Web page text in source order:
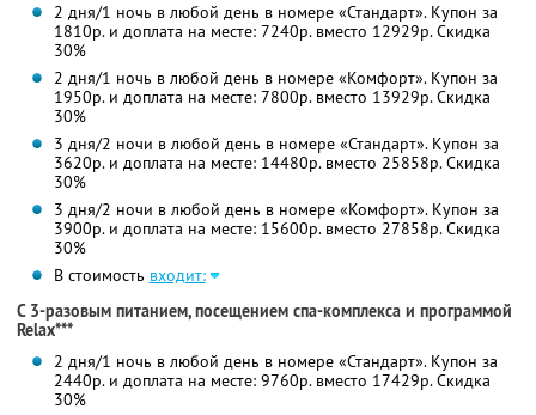
2 дня/1 ночь в любой день в номере «Стандарт». Купон за
1810р. и доплата на месте: 7240р. вместо 12929р. Скидка
30%
2 дня/1 ночь в любой день в номере «Комфорт». Купон за
1950р. и доплата на месте: 7800р. вместо 13929р. Скидка
30%
3 дня/2 ночи в любой день в номере «Стандарт». Купон за
3620р. и доплата на месте: 14480р. вместо 25858р. Скидка
30%
3 дня/2 ночи в любой день в номере «Комфорт». Купон за
3900р. и доплата на месте: 15600р. вместо 27858р. Скидка
30%
В стоимость входит:
С 3-разовым питанием, посещением спа-комплекса и программой
Relax***
2 дня/1 ночь в любой день в номере «Стандарт». Купон за
2440р. и доплата на месте: 9760р. вместо 17429р. Скидка
30%